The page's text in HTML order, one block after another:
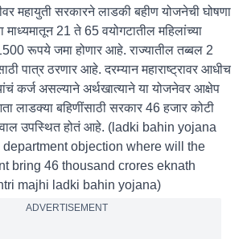
महायुती सरकारने लाडकी बहीण योजनेची घोषणा
21 ते 65 वयोगटातील महिलांच्या
रूपये जमा होणार आहे. राज्यातील तब्बल 2
पात्र ठरणार आहे. दरम्यान महाराष्ट्रावर आधीच
कर्ज असल्याने अर्थखात्याने या योजनेवर आक्षेप
लाडक्या बहिणींसाठी सरकार 46 हजार कोटी
उपस्थित होतं आहे. (ladki bahin yojana
objection where will the
bring 46 thousand crores eknath
majhi ladki bahin yojana)
ADVERTISEMENT